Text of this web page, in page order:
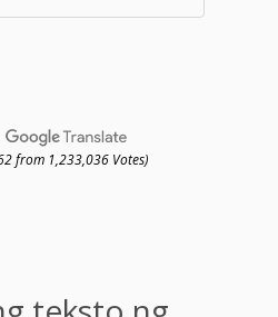
from 1,233,036 Votes)